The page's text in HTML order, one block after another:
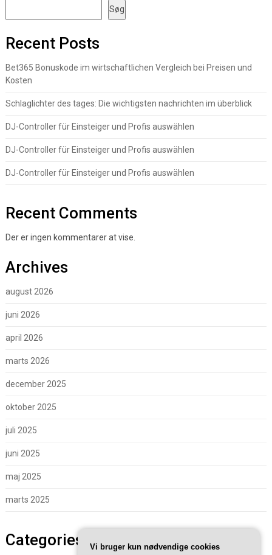
Søg
Recent Posts
Bet365 Bonuskode im wirtschaftlichen Vergleich bei Preisen und
Kosten
Schlaglichter des tages: Die wichtigsten nachrichten im überblick
DJ-Controller für Einsteiger und Profis auswählen
DJ-Controller für Einsteiger und Profis auswählen
DJ-Controller für Einsteiger und Profis auswählen
Recent Comments
Der er ingen kommentarer at vise.
Archives
august 2026
juni 2026
april 2026
marts 2026
december 2025
oktober 2025
juli 2025
juni 2025
maj 2025
marts 2025
Categories Vi bruger kun nødvendige cookies